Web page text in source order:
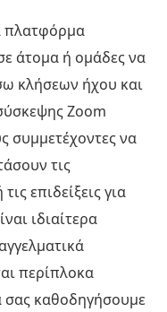
πλατφόρμα
άτομα ή ομάδες να
κλήσεων ήχου και
Zoom
συμμετέχοντες να
τις
επιδείξεις για
ιδιαίτερα
περίπλοκα
σας καθοδηγήσουμε